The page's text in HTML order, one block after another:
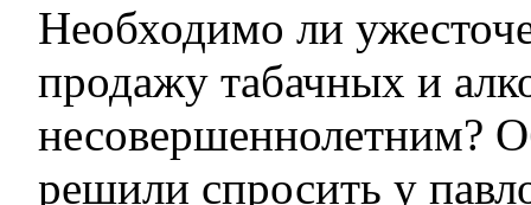
Необходимо ли
продажу табачных и
несовершеннолетним?
решили спросить у